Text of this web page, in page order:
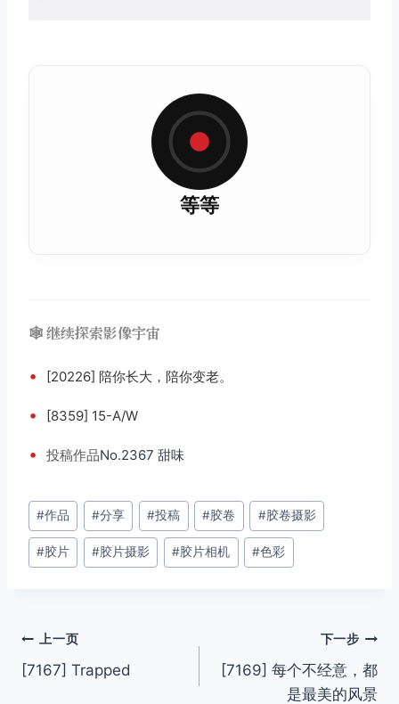
等等
🕸️ 继续探索影像宇宙
• [20226] 陪你长大，陪你变老。
• [8359] 15-A/W
• 投稿作品No.2367 甜味
文
章
标
#作品 #分享 #投稿 #胶卷 #胶卷摄影
#胶片 #胶片摄影 #胶片相机 #色彩
文
章
上一页
[7167] Trapped
下一步
[7169] 每个不经意，都
是最美的风景